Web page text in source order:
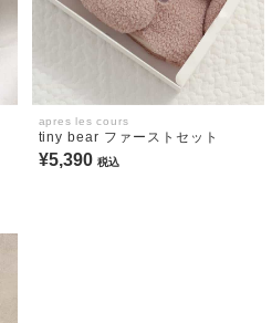
apres les cours
tiny bear ファーストセット
¥5,390 税込